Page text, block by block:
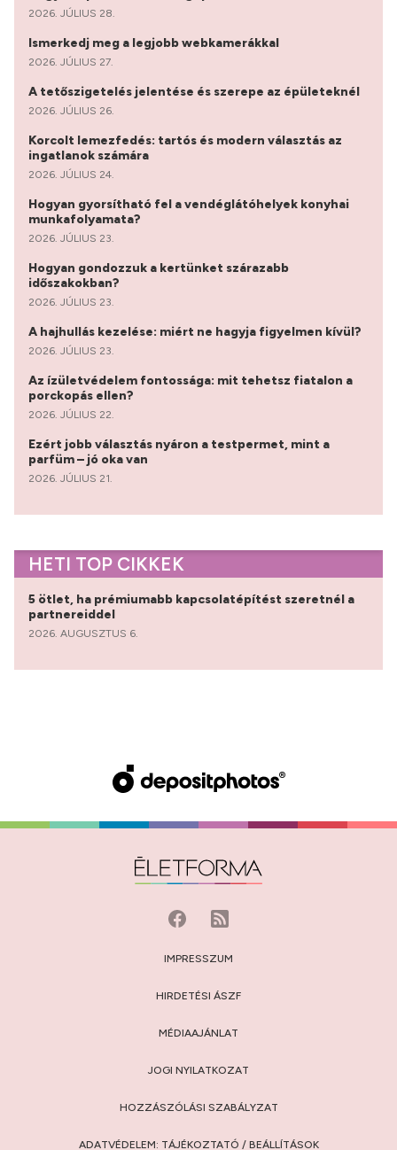
2026. JÚLIUS 28.
Ismerkedj meg a legjobb webkamerákkal
2026. JÚLIUS 27.
A tetőszigetelés jelentése és szerepe az épületeknél
2026. JÚLIUS 26.
Korcolt lemezfedés: tartós és modern választás az
ingatlanok számára
2026. JÚLIUS 24.
Hogyan gyorsítható fel a vendéglátóhelyek konyhai
munkafolyamata?
2026. JÚLIUS 23.
Hogyan gondozzuk a kertünket szárazabb
időszakokban?
2026. JÚLIUS 23.
A hajhullás kezelése: miért ne hagyja figyelmen kívül?
2026. JÚLIUS 23.
Az ízületvédelem fontossága: mit tehetsz fiatalon a
porckopás ellen?
2026. JÚLIUS 22.
Ezért jobb választás nyáron a testpermet, mint a
parfüm – jó oka van
2026. JÚLIUS 21.
HETI TOP CIKKEK
5 ötlet, ha prémiumabb kapcsolatépítést szeretnél a
partnereiddel
2026. AUGUSZTUS 6.
IMPRESSZUM
HIRDETÉSI ÁSZF
MÉDIAAJÁNLAT
JOGI NYILATKOZAT
HOZZÁSZÓLÁSI SZABÁLYZAT
ADATVÉDELEM: TÁJÉKOZTATÓ / BEÁLLÍTÁSOK